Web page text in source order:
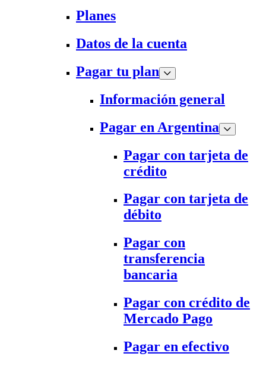
Planes
Datos de la cuenta
Pagar tu plan
Información general
Pagar en Argentina
Pagar con tarjeta de
crédito
Pagar con tarjeta de
débito
Pagar con
transferencia
bancaria
Pagar con crédito de
Mercado Pago
Pagar en efectivo